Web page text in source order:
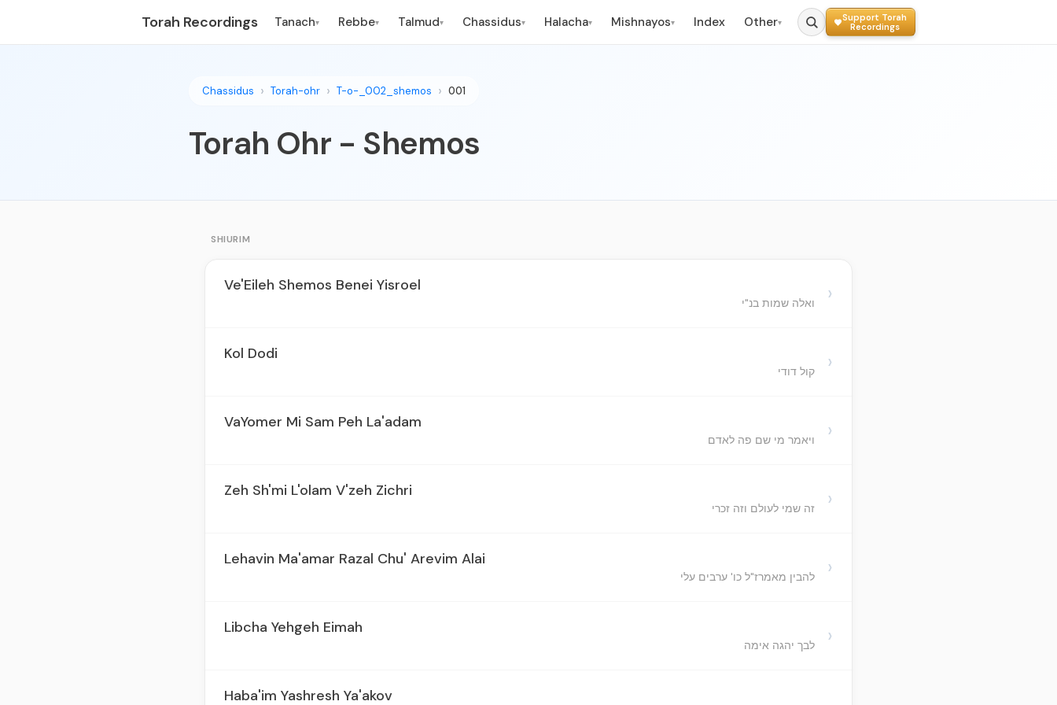
Torah Recordings Tanach▾ Rebbe▾ Talmud▾ Chassidus▾ Halacha▾ Mishnayos▾ Index Other▾
Support Torah
Recordings
Chassidus Torah-ohr T-o-_002_shemos 001
Torah Ohr - Shemos
SHIURIM
Ve'Eileh Shemos Benei Yisroel
ואלה שמות בנ"י ›
Kol Dodi
קול דודי ›
VaYomer Mi Sam Peh La'adam
ויאמר מי שם פה לאדם ›
Zeh Sh'mi L'olam V'zeh Zichri
זה שמי לעולם וזה זכרי ›
Lehavin Ma'amar Razal Chu' Arevim Alai
להבין מאמרז"ל כו' ערבים עלי ›
Libcha Yehgeh Eimah
לבך יהגה אימה ›
Haba'im Yashresh Ya'akov